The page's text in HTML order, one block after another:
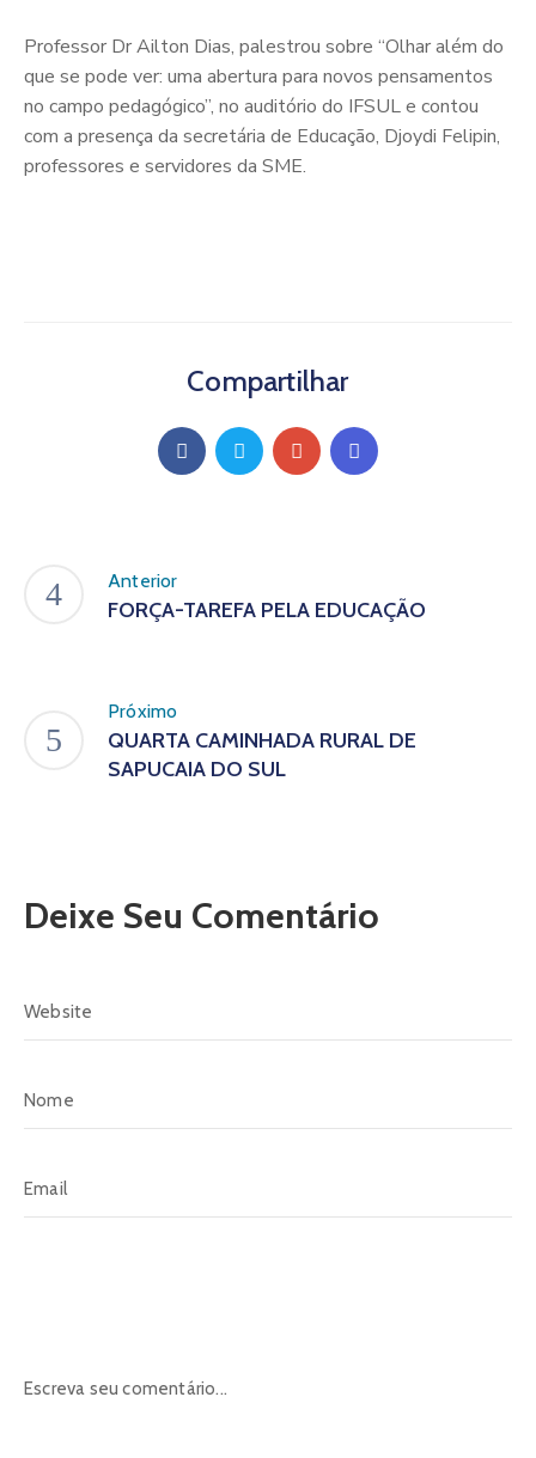
Professor Dr Ailton Dias, palestrou sobre “Olhar além do
que se pode ver: uma abertura para novos pensamentos
no campo pedagógico”, no auditório do IFSUL e contou
com a presença da secretária de Educação, Djoydi Felipin,
professores e servidores da SME.
Compartilhar
Anterior
FORÇA-TAREFA PELA EDUCAÇÃO
Próximo
QUARTA CAMINHADA RURAL DE
SAPUCAIA DO SUL
Deixe Seu Comentário